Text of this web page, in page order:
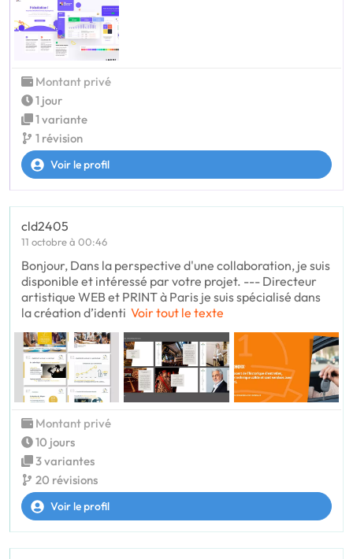
Montant privé
1 jour
1 variante
1 révision
Voir le profil
cld2405
11 octobre à 00:46
Bonjour, Dans la perspective d'une collaboration, je suis
disponible et intéressé par votre projet. --- Directeur
artistique WEB et PRINT à Paris je suis spécialisé dans
la création d’identi Voir tout le texte
Montant privé
10 jours
3 variantes
20 révisions
Voir le profil